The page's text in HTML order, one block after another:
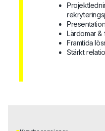
Lärdomar &
Framtida
Stärkt